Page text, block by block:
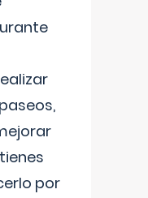
por